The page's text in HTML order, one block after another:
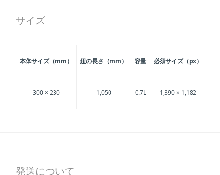
サイズ
本体サイズ（mm） 紐の長さ（mm） 容量 必須サイズ（px）
300 × 230 1,050 0.7L 1,890 × 1,182
発送について